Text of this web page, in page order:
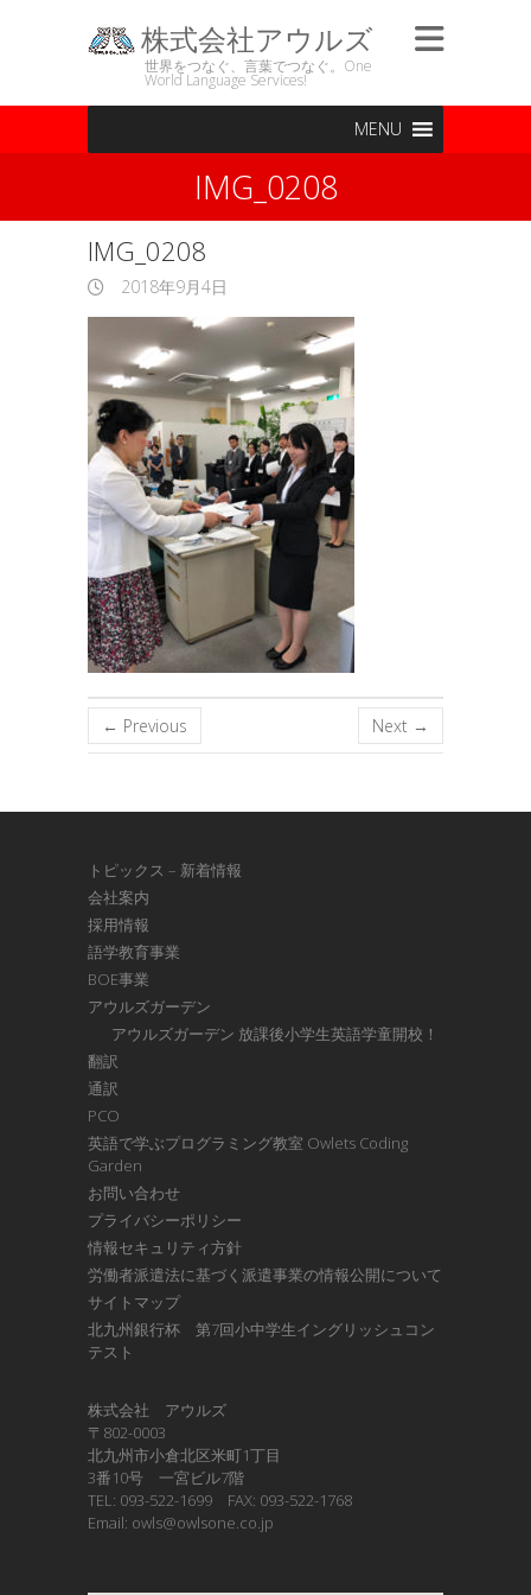
株式会社アウルズ
世界をつなぐ、言葉でつなぐ。One
World Language Services!
MENU
IMG_0208
IMG_0208
2018年9月4日
← Previous Next →
トピックス – 新着情報
会社案内
採用情報
語学教育事業
BOE事業
アウルズガーデン
アウルズガーデン 放課後小学生英語学童開校！
翻訳
通訳
PCO
英語で学ぶプログラミング教室 Owlets Coding
Garden
お問い合わせ
プライバシーポリシー
情報セキュリティ方針
労働者派遣法に基づく派遣事業の情報公開について
サイトマップ
北九州銀行杯 第7回小中学生イングリッシュコン
テスト
株式会社 アウルズ
〒802-0003
北九州市小倉北区米町1丁目
3番10号 一宮ビル7階
TEL: 093-522-1699 FAX: 093-522-1768
Email: owls@owlsone.co.jp